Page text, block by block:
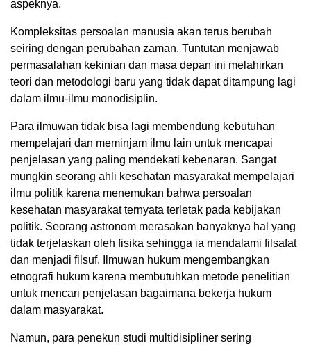
aspeknya.
Kompleksitas persoalan manusia akan terus berubah
seiring dengan perubahan zaman. Tuntutan menjawab
permasalahan kekinian dan masa depan ini melahirkan
teori dan metodologi baru yang tidak dapat ditampung lagi
dalam ilmu-ilmu monodisiplin.
Para ilmuwan tidak bisa lagi membendung kebutuhan
mempelajari dan meminjam ilmu lain untuk mencapai
penjelasan yang paling mendekati kebenaran. Sangat
mungkin seorang ahli kesehatan masyarakat mempelajari
ilmu politik karena menemukan bahwa persoalan
kesehatan masyarakat ternyata terletak pada kebijakan
politik. Seorang astronom merasakan banyaknya hal yang
tidak terjelaskan oleh fisika sehingga ia mendalami filsafat
dan menjadi filsuf. Ilmuwan hukum mengembangkan
etnografi hukum karena membutuhkan metode penelitian
untuk mencari penjelasan bagaimana bekerja hukum
dalam masyarakat.
Namun, para penekun studi multidisipliner sering